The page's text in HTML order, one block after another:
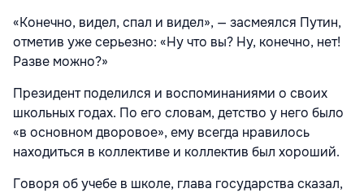
«Конечно, видел, спал и видел», — засмеялся Путин,
отметив уже серьезно: «Ну что вы? Ну, конечно, нет!
Разве можно?»
Президент поделился и воспоминаниями о своих
школьных годах. По его словам, детство у него было
«в основном дворовое», ему всегда нравилось
находиться в коллективе и коллектив был хороший.
Говоря об учебе в школе, глава государства сказал,